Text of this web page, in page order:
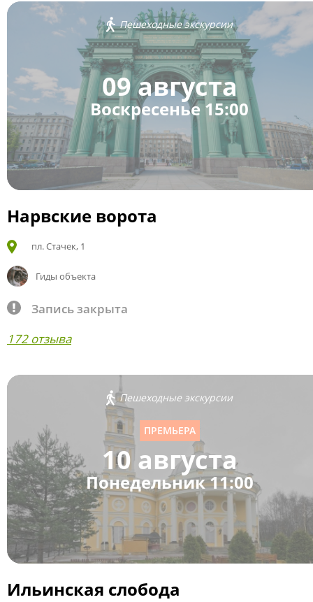
Пешеходные экскурсии
09 августа
Воскресенье 15:00
Нарвские ворота
пл. Стачек, 1
Гиды объекта
Запись закрыта
172 отзыва
Пешеходные экскурсии
ПРЕМЬЕРА
10 августа
Понедельник 11:00
Ильинская слобода